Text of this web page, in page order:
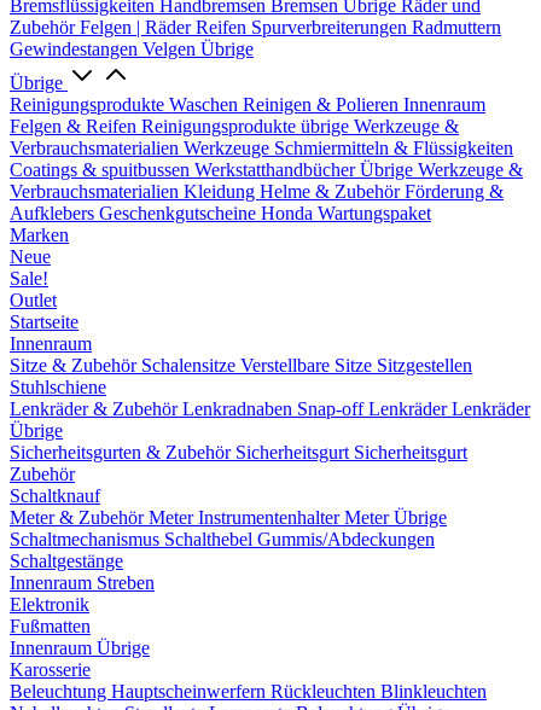
Bremsflüssigkeiten Handbremsen Bremsen Übrige Räder und
ZubehörFelgen | RäderReifen Spurverbreiterungen Radmuttern
Gewindestangen Velgen Übrige
Übrige
Reinigungsprodukte Waschen Reinigen & Polieren Innenraum
Felgen & Reifen Reinigungsprodukte übrige Werkzeuge &
Verbrauchsmaterialien Werkzeuge Schmiermitteln & Flüssigkeiten
Coatings & spuitbussen WerkstatthandbücherÜbrige Werkzeuge &
Verbrauchsmaterialien Kleidung Helme & ZubehörFörderung &
Aufklebers Geschenkgutscheine Honda Wartungspaket
Marken
Neue
Sale!
Outlet
Startseite
Innenraum
Sitze & Zubehör Schalensitze Verstellbare Sitze Sitzgestellen
Stuhlschiene
Lenkräder & ZubehörLenkradnaben Snap-offLenkräderLenkräder
Übrige
Sicherheitsgurten & Zubehör Sicherheitsgurt Sicherheitsgurt
Zubehör
Schaltknauf
Meter & ZubehörMeterInstrumentenhalterMeter Übrige
Schaltmechanismus Schalthebel Gummis/Abdeckungen
Schaltgestänge
Innenraum Streben
Elektronik
Fußmatten
Innenraum Übrige
Karosserie
Beleuchtung Hauptscheinwerfern Rückleuchten Blinkleuchten